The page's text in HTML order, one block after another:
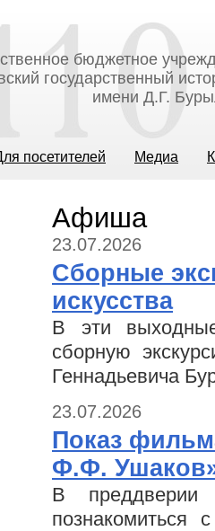
бюджетное
государственный
имени Д.Г.
посетителей Медиа
Афиша
23.07.2026
Сборные
искусства
В эти
сборную
Геннадьевича
23.07.2026
Показ
Ф.Ф.
В преддверии